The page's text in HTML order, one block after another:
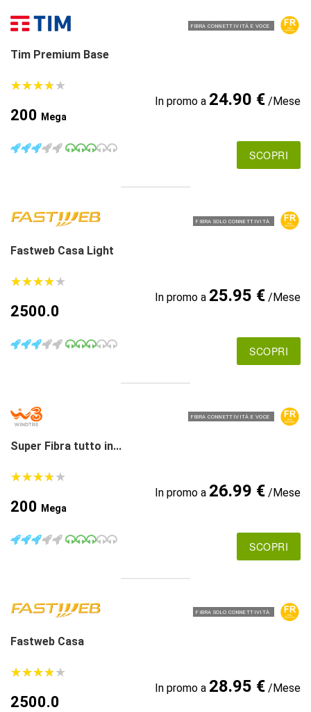
FIBRA CONNETTIVITÀ E VOCE
Tim Premium Base
★★★★★
★★★★★
200 Mega
In promo a 24.90 €/Mese
SCOPRI
FIBRA SOLO CONNETTIVITÀ
Fastweb Casa Light
★★★★★
★★★★★
2500.0
In promo a 25.95 €/Mese
SCOPRI
FIBRA CONNETTIVITÀ E VOCE
Super Fibra tutto in...
★★★★★
★★★★★
200 Mega
In promo a 26.99 €/Mese
SCOPRI
FIBRA SOLO CONNETTIVITÀ
Fastweb Casa
★★★★★
★★★★★
2500.0
In promo a 28.95 €/Mese